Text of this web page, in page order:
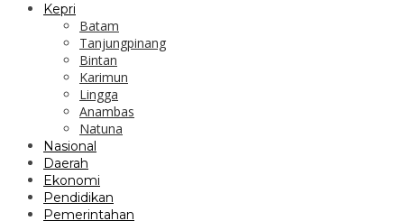
Kepri
Batam
Tanjungpinang
Bintan
Karimun
Lingga
Anambas
Natuna
Nasional
Daerah
Ekonomi
Pendidikan
Pemerintahan